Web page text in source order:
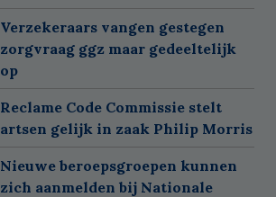
Verzekeraars vangen gestegen
zorgvraag ggz maar gedeeltelijk
op
Reclame Code Commissie stelt
artsen gelijk in zaak Philip Morris
Nieuwe beroepsgroepen kunnen
zich aanmelden bij Nationale